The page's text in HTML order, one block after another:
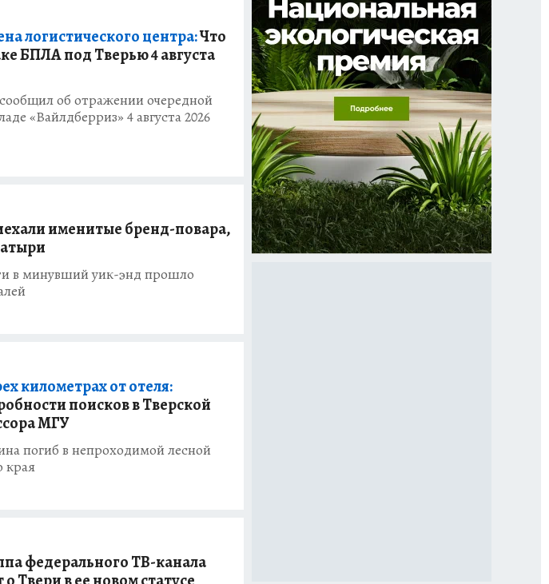
логистического центра:Что
БПЛА под Тверью 4 августа
об отражении очередной
«Вайлдберриз» 4 августа 2026
именитые бренд-повара,
в минувший уик-энд прошло
километрах от отеля:
поисков в Тверской
МГУ
погиб в непроходимой лесной
края
федерального ТВ-канала